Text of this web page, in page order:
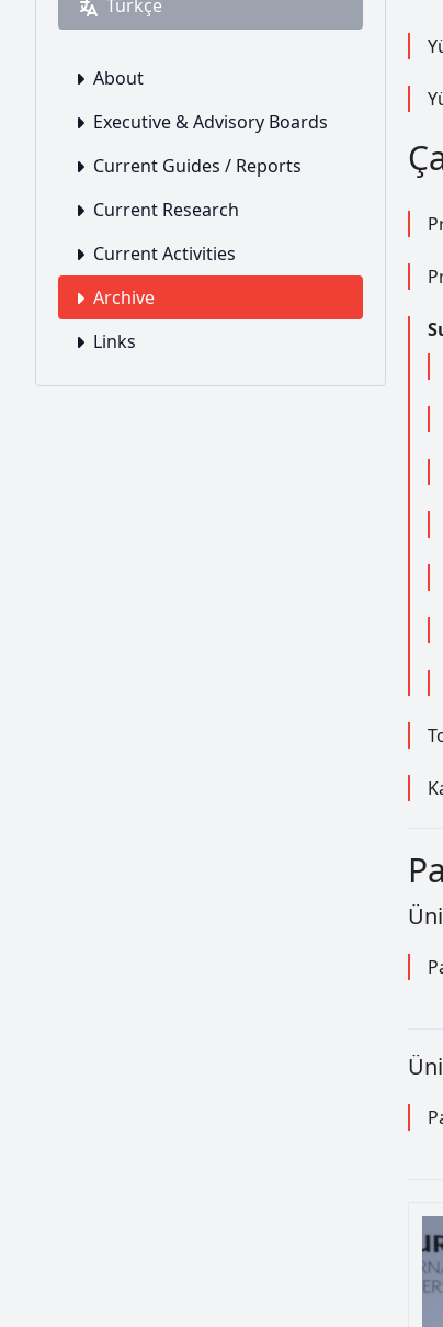
Türkçe
About
Executive & Advisory Boards
Current Guides / Reports
Current Research
Current Activities
Archive
Links